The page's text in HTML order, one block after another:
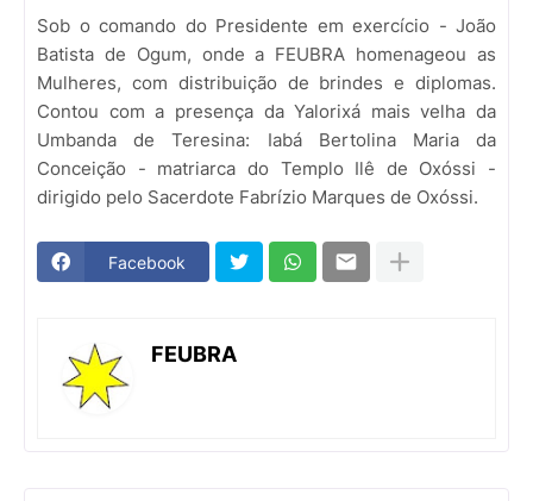
Sob o comando do Presidente em exercício - João
Batista de Ogum, onde a FEUBRA homenageou as
Mulheres, com distribuição de brindes e diplomas.
Contou com a presença da Yalorixá mais velha da
Umbanda de Teresina: Iabá Bertolina Maria da
Conceição - matriarca do Templo Ilê de Oxóssi -
dirigido pelo Sacerdote Fabrízio Marques de Oxóssi.
Facebook
FEUBRA